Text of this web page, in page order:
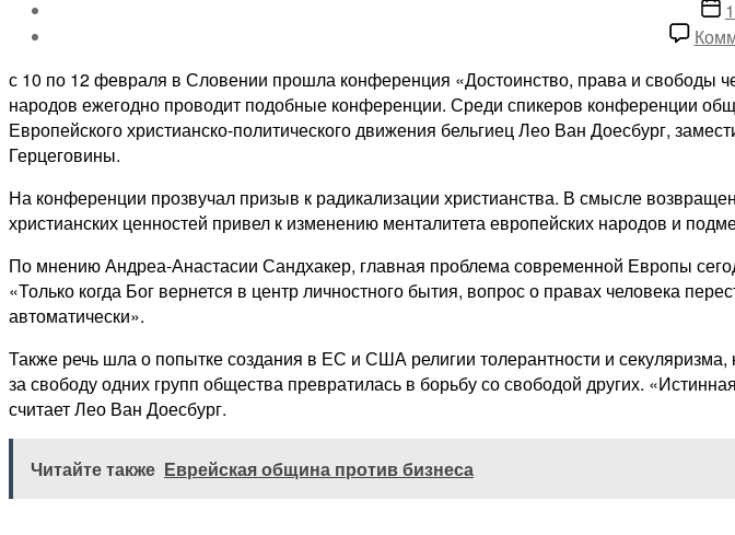
записи
с 10 по 12 февраля в Словении прошла конференция «Достоинство, права и свободы
народов ежегодно проводит подобные конференции. Среди спикеров конференции
Европейского христианско-политического движения бельгиец Лео Ван Доесбург,
Герцеговины.
На конференции прозвучал призыв к радикализации христианства. В смысле
христианских ценностей привел к изменению менталитета европейских народов и
По мнению Андреа-Анастасии Сандхакер, главная проблема современной Европы
«Только когда Бог вернется в центр личностного бытия, вопрос о правах человека
автоматически».
Также речь шла о попытке создания в ЕС и США религии толерантности и
за свободу одних групп общества превратилась в борьбу со свободой других.
считает Лео Ван Доесбург.
Читайте также Еврейская община против бизнеса